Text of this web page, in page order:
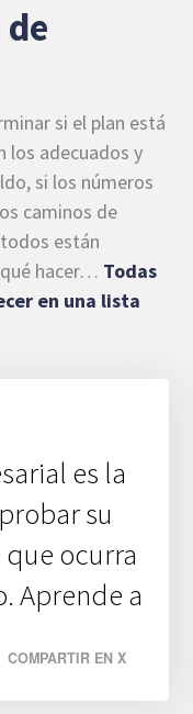
si el plan está
los adecuados y
si los números
caminos de
están
hacer… Todas
en una lista
es la
su
ocurra
Aprende a
COMPARTIR EN X